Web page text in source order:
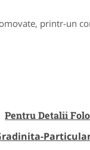
printr-un
Pentru Detalii